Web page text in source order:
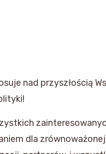
nad przyszłością
dla